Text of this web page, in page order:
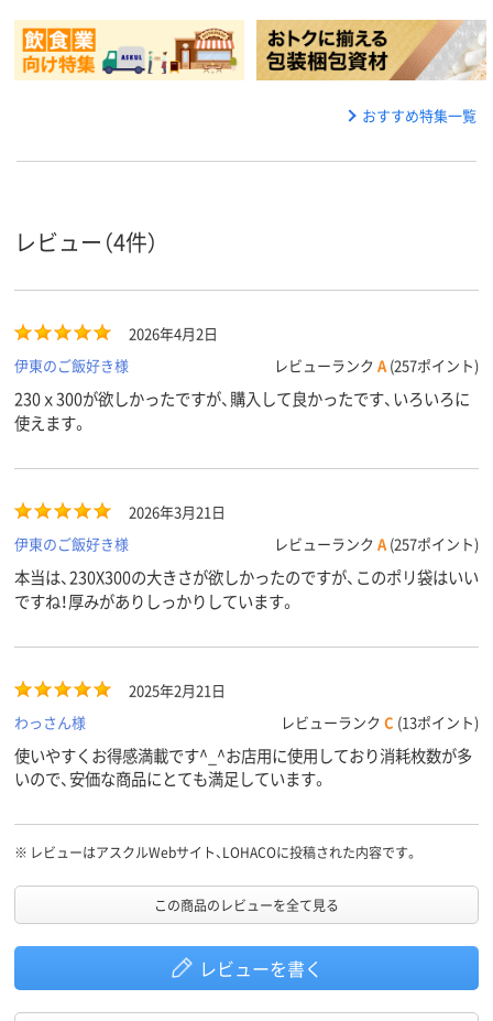
おすすめ特集一覧
レビュー（4件）
2026年4月2日
伊東のご飯好き様
レビューランク A (257ポイント)
230ｘ300が欲しかったですが、購入して良かったです、いろいろに
使えます。
2026年3月21日
伊東のご飯好き様
レビューランク A (257ポイント)
本当は、230X300の大きさが欲しかったのですが、このポリ袋はいい
ですね！厚みがありしっかりしています。
2025年2月21日
わっさん様
レビューランク C (13ポイント)
使いやすくお得感満載です^_^お店用に使用しており消耗枚数が多
いので、安価な商品にとても満足しています。
※ レビューはアスクルWebサイト、LOHACOに投稿された内容です。
この商品のレビューを全て見る
レビューを書く